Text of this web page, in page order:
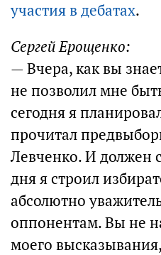
участия в дебатах.
Сергей Ерощенко:
— Вчера, как вы
не позволил мне
сегодня я
прочитал
Левченко. И должен
дня я строил
абсолютно
оппонентам. Вы не
моего